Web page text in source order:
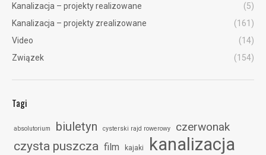
Kanalizacja – projekty realizowane
(5)
Kanalizacja – projekty zrealizowane
(161)
Video
(14)
Związek
(154)
Tagi
absolutorium biuletyn cysterski rajd rowerowy czerwonak
czysta puszcza film kajaki kanalizacja